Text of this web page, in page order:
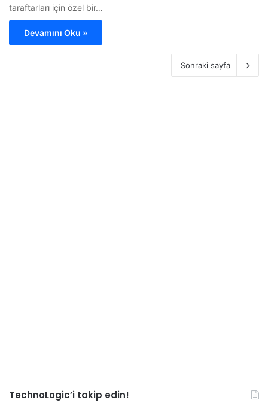
taraftarları için özel bir…
Devamını Oku »
Sonraki sayfa
TechnoLogic’i takip edin!